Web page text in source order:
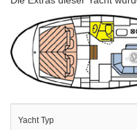
Yacht Typ